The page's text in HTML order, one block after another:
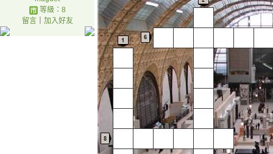
等級：8
留言｜ 加入好友